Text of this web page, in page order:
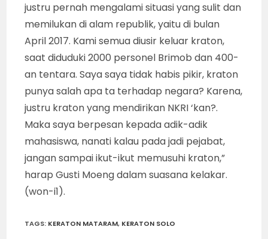
justru pernah mengalami situasi yang sulit dan
memilukan di alam republik, yaitu di bulan
April 2017. Kami semua diusir keluar kraton,
saat diduduki 2000 personel Brimob dan 400-
an tentara. Saya saya tidak habis pikir, kraton
punya salah apa ta terhadap negara? Karena,
justru kraton yang mendirikan NKRI ‘kan?.
Maka saya berpesan kepada adik-adik
mahasiswa, nanati kalau pada jadi pejabat,
jangan sampai ikut-ikut memusuhi kraton,”
harap Gusti Moeng dalam suasana kelakar.
(won-i1).
TAGS: KERATON MATARAM, KERATON SOLO